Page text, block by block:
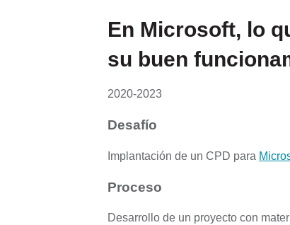
En Microsoft, lo
su buen
2020-2023
Desafío
Implantación de un CPD para
Proceso
Desarrollo de un proyecto con